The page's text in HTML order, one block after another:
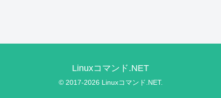
Linuxコマンド.NET
© 2017-2026 Linuxコマンド.NET.